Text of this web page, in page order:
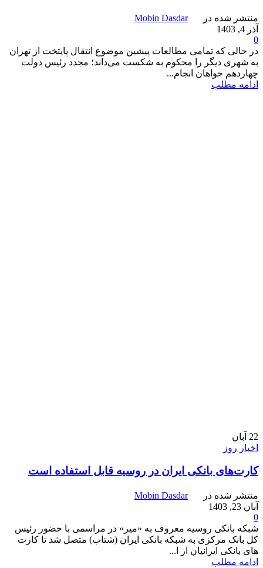
منتشر شده در
Mobin Dasdar
آذر 4, 1403
0
در حالی که تمامی مطالعات پیشین موضوع انتقال پایتخت از تهران
به شهری دیگر را محکوم به شکست می‌‌داند؛ مجدد رئیس دولت
چهاردهم خواهان انجام...
ادامه مطلب
22 آبان
اخبار روز
کارت‌های بانکی ایران در روسیه قابل استفاده است
منتشر شده در
Mobin Dasdar
آبان 23, 1403
0
شبکه بانکی روسیه معروف به «میر» در مراسمی با حضور رئیس
کل بانک مرکزی به شبکه بانکی ایران (شتاب) متصل شد تا کارت
های بانکی ایرانیان از ا...
ادامه مطلب